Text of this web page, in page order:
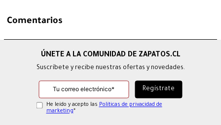
Comentarios
Suscríbete y recibe nuestras ofertas y novedades.
He leído y acepto las Políticas de privacidad de
marketing*